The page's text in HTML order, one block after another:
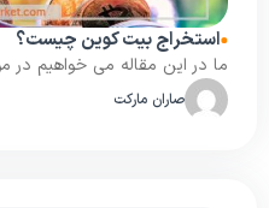
استخراج بیت کوین چیست؟
ما در این مقاله می خواهیم در
صاران مارکت